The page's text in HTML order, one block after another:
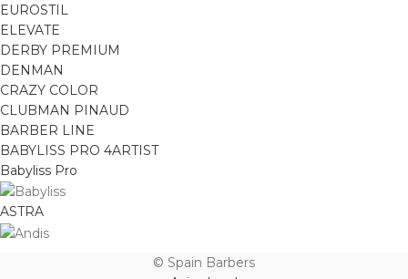
EUROSTIL
ELEVATE
DERBY PREMIUM
DENMAN
CRAZY COLOR
CLUBMAN PINAUD
BARBER LINE
BABYLISS PRO 4ARTIST
Babyliss Pro
ASTRA
© Spain Barbers